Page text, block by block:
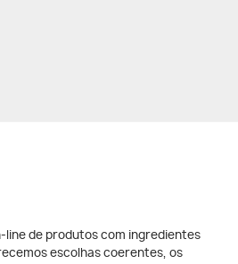
line de produtos com ingredientes
escolhas coerentes, os